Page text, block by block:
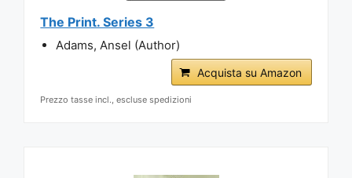
The Print. Series 3
Adams, Ansel (Author)
Acquista su Amazon
Prezzo tasse incl., escluse spedizioni